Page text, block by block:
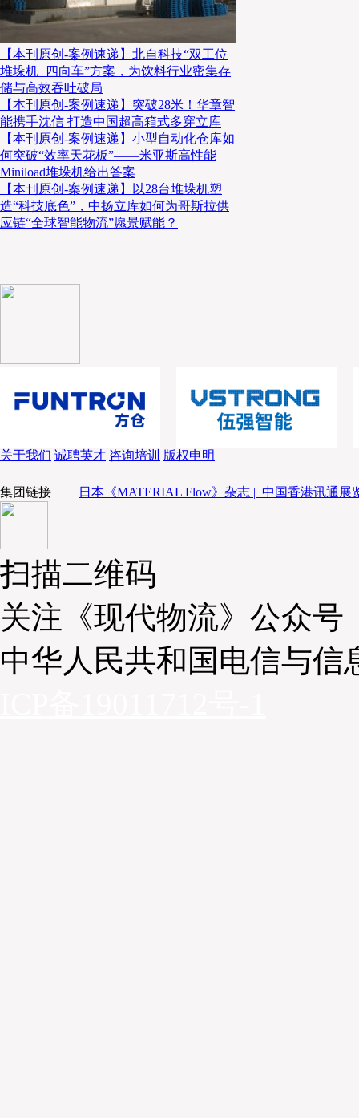
【本刊原创-案例速递】北自科技“双工位
堆垛机+四向车”方案，为饮料行业密集存
储与高效吞吐破局
【本刊原创-案例速递】突破28米！华章智
能携手沈信 打造中国超高箱式多穿立库
【本刊原创-案例速递】小型自动化仓库如
何突破“效率天花板”——米亚斯高性能
Miniload堆垛机给出答案
【本刊原创-案例速递】以28台堆垛机塑
造“科技底色”，中扬立库如何为哥斯拉供
应链“全球智能物流”愿景赋能？
关于我们 诚聘英才 咨询培训 版权申明
集团链接 日本《MATERIAL Flow》杂志 | 中国香港讯通展
扫描二维码
关注《现代物流》公众号
中华人民共和国电信与